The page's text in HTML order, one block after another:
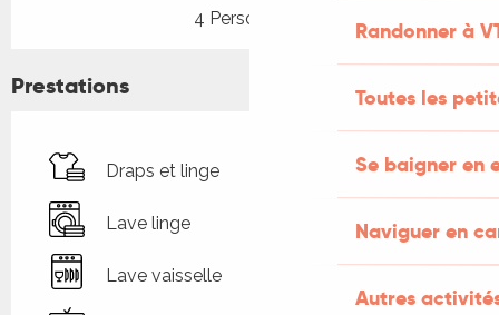
Randonner à
Toutes les
Se baigner en
Naviguer en
Autres
4 Personne(s)
Prestations
Draps et linge
Lave linge
Lave vaisselle